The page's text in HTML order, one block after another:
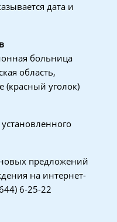
дата и
больница
область,
(красный уголок)
предложений
на интернет-
6-25-22